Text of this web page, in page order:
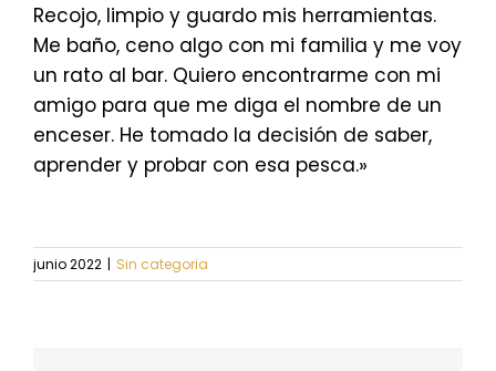
Recojo, limpio y guardo mis herramientas.
Me baño, ceno algo con mi familia y me voy
un rato al bar. Quiero encontrarme con mi
amigo para que me diga el nombre de un
enceser. He tomado la decisión de saber,
aprender y probar con esa pesca.»
junio 2022 | Sin categoria